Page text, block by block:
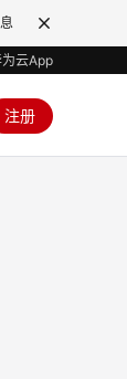
云App
注册